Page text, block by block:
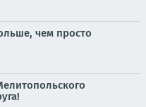
чем просто